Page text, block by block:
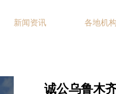
新闻资讯 各地机构